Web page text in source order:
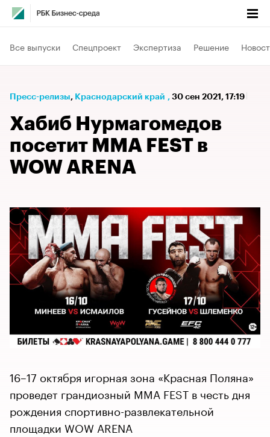
Все выпуски Спецпроект Экспертиза Решение
Пресс-релизы⁠, Краснодарский край , 30 сен 2021, 17:19
Хабиб Нурмагомедов
посетит MMA FEST в
WOW ARENA
16–17 октября игорная зона «Красная Поляна»
проведет грандиозный MMA FEST в честь дня
рождения спортивно-развлекательной
площадки WOW ARENA